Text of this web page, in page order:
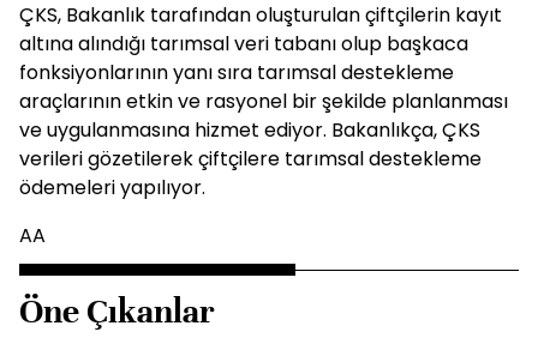
ÇKS, Bakanlık tarafından oluşturulan çiftçilerin kayıt
altına alındığı tarımsal veri tabanı olup başkaca
fonksiyonlarının yanı sıra tarımsal destekleme
araçlarının etkin ve rasyonel bir şekilde planlanması
ve uygulanmasına hizmet ediyor. Bakanlıkça, ÇKS
verileri gözetilerek çiftçilere tarımsal destekleme
ödemeleri yapılıyor.
AA
Öne Çıkanlar